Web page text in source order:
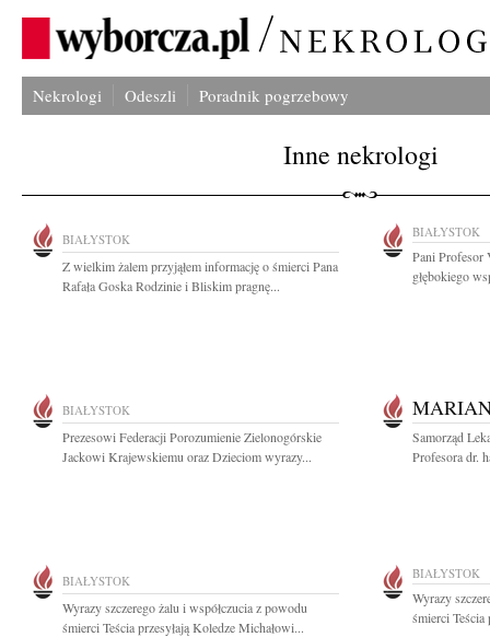
Nekrologi Odeszli Poradnik pogrzebowy
Inne nekrologi
BIAŁYSTOK
Z wielkim żalem przyjąłem informację o śmierci Pana
Rafała Goska Rodzinie i Bliskim pragnę...
BIAŁYSTOK
Pani Profesor
głębokiego
BIAŁYSTOK
Prezesowi Federacji Porozumienie Zielonogórskie
Jackowi Krajewskiemu oraz Dzieciom wyrazy...
Samorząd
Profesora dr.
BIAŁYSTOK
Wyrazy szczerego żalu i współczucia z powodu
śmierci Teścia przesyłają Koledze Michałowi...
BIAŁYSTOK
Wyrazy
śmierci Teścia